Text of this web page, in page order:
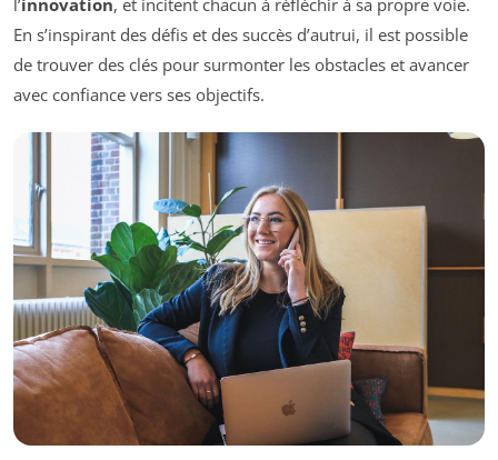
En s’inspirant des défis et des succès d’autrui, il est possible
de trouver des clés pour surmonter les obstacles et avancer
avec confiance vers ses objectifs.